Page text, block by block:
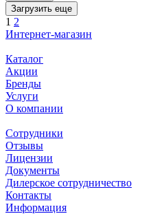
Загрузить еще
1 2
Интернет-магазин
Каталог
Акции
Бренды
Услуги
О компании
Сотрудники
Отзывы
Лицензии
Документы
Дилерское сотрудничество
Контакты
Информация